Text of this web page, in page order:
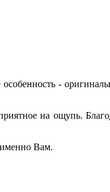
-
на ощупь.
именно Вам.